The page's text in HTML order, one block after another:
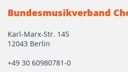
Bundesmusikverband
Karl-Marx-Str. 145
12043 Berlin
+49 30 60980781-0